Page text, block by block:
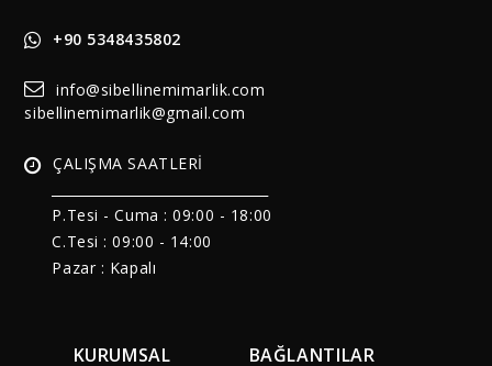
+90 5348435802
info@sibellinemimarlik.com
sibellinemimarlik@gmail.com
ÇALIŞMA SAATLERİ
P.Tesi - Cuma : 09:00 - 18:00
C.Tesi : 09:00 - 14:00
Pazar : Kapalı
KURUMSAL BAĞLANTILAR